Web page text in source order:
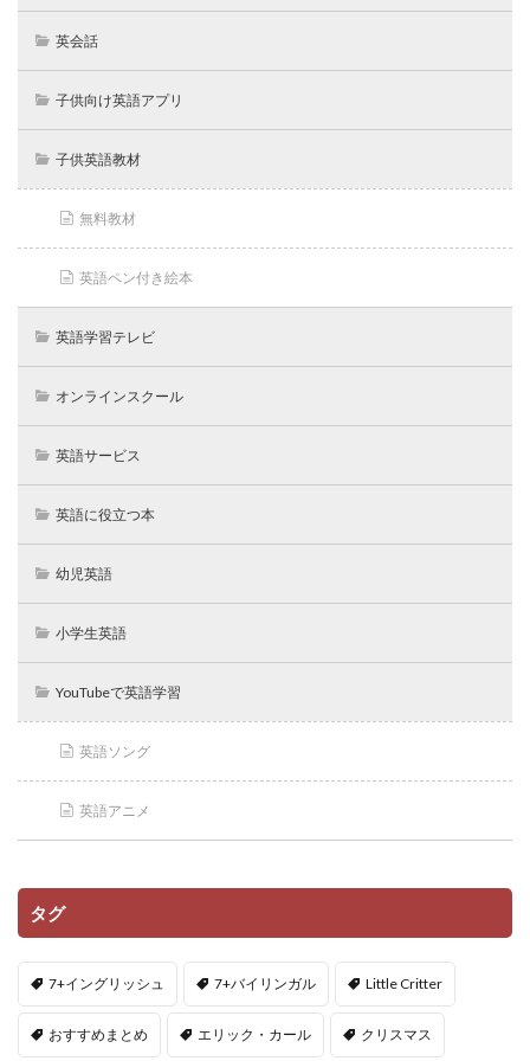
英会話
子供向け英語アプリ
子供英語教材
無料教材
英語ペン付き絵本
英語学習テレビ
オンラインスクール
英語サービス
英語に役立つ本
幼児英語
小学生英語
YouTubeで英語学習
英語ソング
英語アニメ
タグ
7+イングリッシュ 7+バイリンガル Little Critter
おすすめまとめ エリック・カール クリスマス